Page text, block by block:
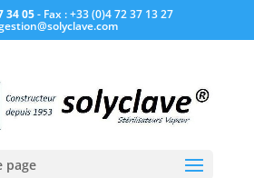
34 05- Fax : +33 (0)4 72 37 13 27
page